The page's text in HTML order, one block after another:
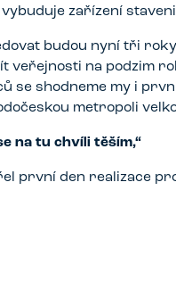
vybuduje zařízení
budou nyní tři
veřejnosti na podzim
se shodneme my i
metropoli
na tu chvíli těším,“
první den realizace